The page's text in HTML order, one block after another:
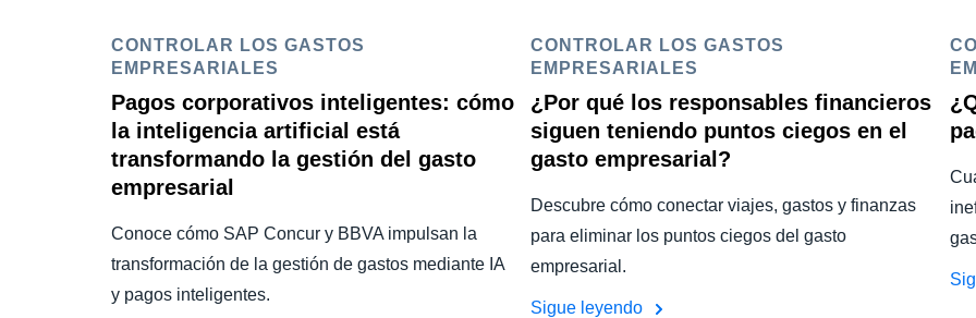
CONTROLAR LOS GASTOS
EMPRESARIALES
Pagos corporativos inteligentes: cómo
la inteligencia artificial está
transformando la gestión del gasto
empresarial
Conoce cómo SAP Concur y BBVA impulsan la
transformación de la gestión de gastos mediante IA
y pagos inteligentes.
CONTROLAR LOS GASTOS
EMPRESARIALES
¿Por qué los responsables financieros
siguen teniendo puntos ciegos en el
gasto empresarial?
Descubre cómo conectar viajes, gastos y finanzas
para eliminar los puntos ciegos del gasto
empresarial.
Sigue leyendo